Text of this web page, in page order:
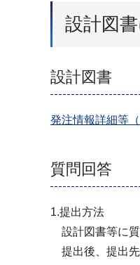
設計図
設計図書
発注情報詳細等
質問回答
1.提出方法
設計図書等に質
提出後、提出先